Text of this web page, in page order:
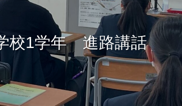
校1学年 進路講話